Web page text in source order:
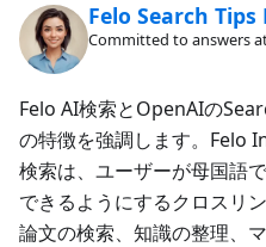
Felo Search Tips
Committed to answers
Felo AI検索とOpenAIの
の特徴を強調します。Felo
検索は、ユーザーが母国語
できるようにするクロスリ
論文の検索、知識の整理、